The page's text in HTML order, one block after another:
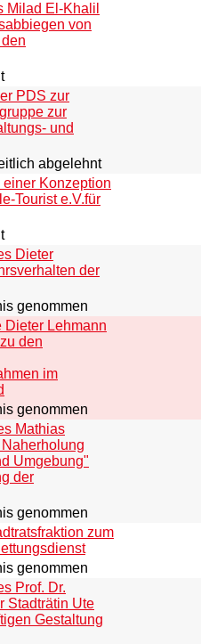
Milad El-Khalil
von
PDS zur
zur
und
abgelehnt
Konzeption
Tourist e.V.für
Dieter
der
genommen
Dieter Lehmann
den
im
genommen
Mathias
Umgebung"
der
genommen
zum
genommen
Prof. Dr.
Stadträtin Ute
Gestaltung